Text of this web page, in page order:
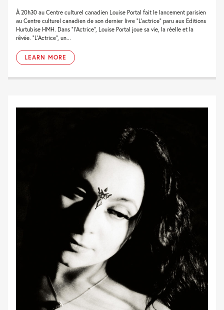
À 20h30 au Centre culturel canadien Louise Portal fait le lancement parisien
au Centre culturel canadien de son dernier livre “L’actrice” paru aux Editions
Hurtubise HMH. Dans “l’Actrice”, Louise Portal joue sa vie, la réelle et la
rêvée. “L’Actrice”, un...
LEARN MORE